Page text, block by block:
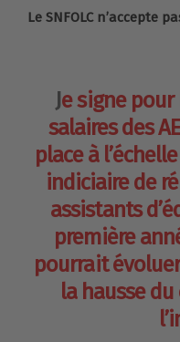
Le SNFOLC n’accepte
Je signe pour
salaires des
place à
indiciaire de
assistants
première
pourrait
la hausse